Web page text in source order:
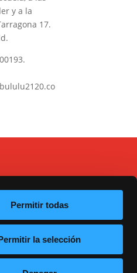
Permitir todas
la selección
y a la
17.
.